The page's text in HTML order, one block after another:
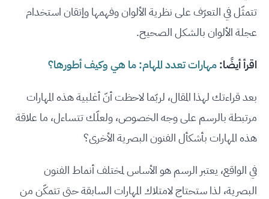
تتمثّل في التعرّف على نظرية الألوان وفهمها وإتقان استخدام
عجلة الألوان بالشكل الصحيح.
اقرأ أيضًا:مهارات تعدد المهام: ما هي وكيف أطورها؟
بعد قراءتك لهذا المقال، لربّما لاحظت أنّ أغلبية هذه المهارات
مرتبطة بالرسم على وجه الخصوص، ولعلّك تتساءل، ما علاقة
هذه المهارات بأشكأل الفنون البصرية الأخرى؟
في الواقع، يعتبر الرسم هو الأساس لمختلف أنماط الفنون
البصرية، لذا ستحتاج لامتلاك المهارات السابقة حتى تتمكّن من